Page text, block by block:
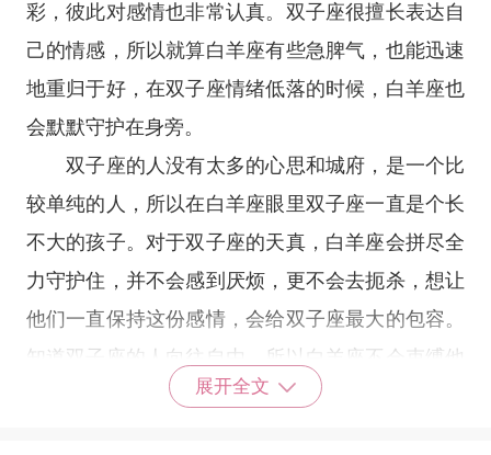
彩，彼此对感情也非常认真。双子座很擅长表达自
己的情感，所以就算白羊座有些急脾气，也能迅速
地重归于好，在双子座情绪低落的时候，白羊座也
会默默守护在身旁。
双子座的人没有太多的心思和城府，是一个比
较单纯的人，所以在白羊座眼里双子座一直是个长
不大的孩子。对于双子座的天真，白羊座会拼尽全
力守护住，并不会感到厌烦，更不会去扼杀，想让
他们一直保持这份感情，会给双子座最大的包容。
知道双子座的人向往自由，所以白羊座不会束缚他
们，白羊座对双子座的宠爱程度让人羡慕。
展开全文